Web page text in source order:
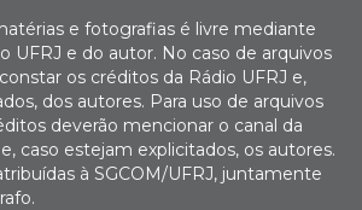
e fotografias é livre mediante
UFRJ e do autor. No caso de arquivos
os créditos da Rádio UFRJ e,
dos autores. Para uso de arquivos
deverão mencionar o canal da
caso estejam explicitados, os autores.
à SGCOM/UFRJ, juntamente